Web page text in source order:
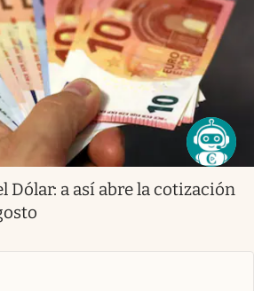
Dólar: a así abre la cotización